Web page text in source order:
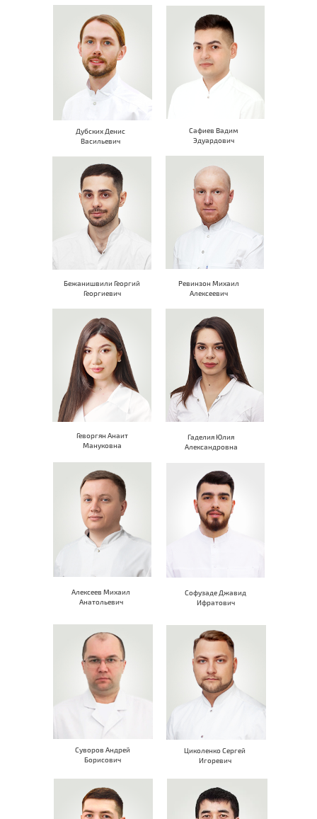
Сафиев Вадим
Эдуардович
Дубских Денис
Васильевич
Суворов Андрей
Борисович
Циколенко Сергей
Игоревич
Бежанишвили Георгий
Георгиевич
Софузаде Джавид
Ифратович
Алексеев Михаил
Анатольевич
Ревинзон Михаил
Алексеевич
Геворгян Анаит
Мануковна
Гаделия Юлия
Александровна